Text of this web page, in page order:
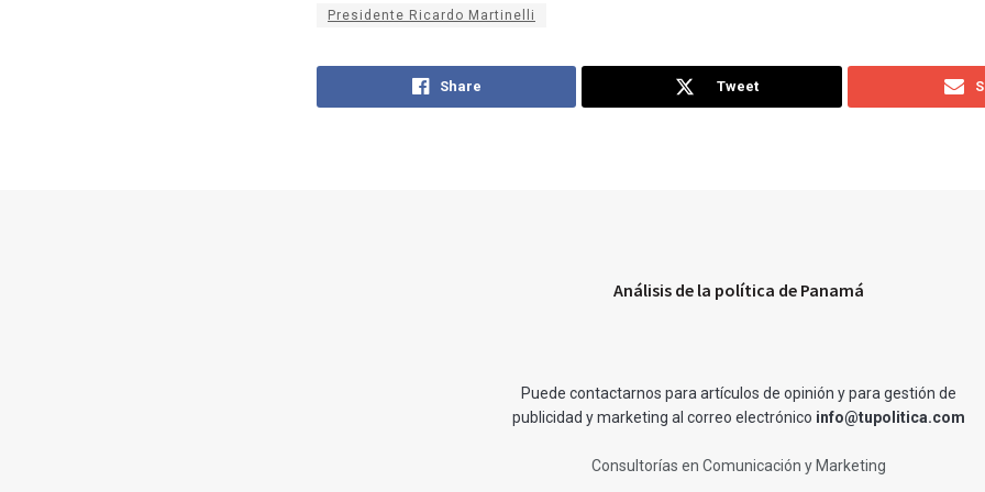
Presidente Ricardo Martinelli
Share Tweet
Análisis de la política de Panamá
Puede contactarnos para artículos de opinión y para gestión de
publicidad y marketing al correo electrónico info@tupolitica.com
Consultorías en Comunicación y Marketing